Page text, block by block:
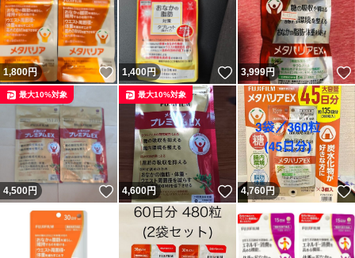
1,800円 いいね！
1,400円 いいね！
3,999円
4,500円 いいね！
最大10%対象
4,600円 いいね！
最大10%対象
4,760円